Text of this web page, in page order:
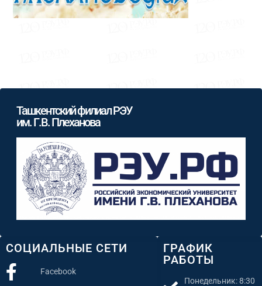
ГРАФИК
РАБОТЫ
Понедельник: 8:30
СОЦИАЛЬНЫЕ СЕТИ
Facebook
Ташкентский филиал РЭУ
им. Г.В. Плеханова